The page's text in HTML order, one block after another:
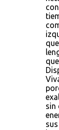
sin